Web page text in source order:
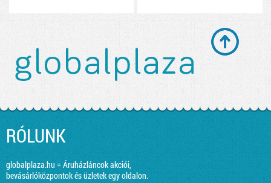
RÓLUNK
globalplaza.hu = Áruházláncok akciói,
bevásárlóközpontok és üzletek egy oldalon.